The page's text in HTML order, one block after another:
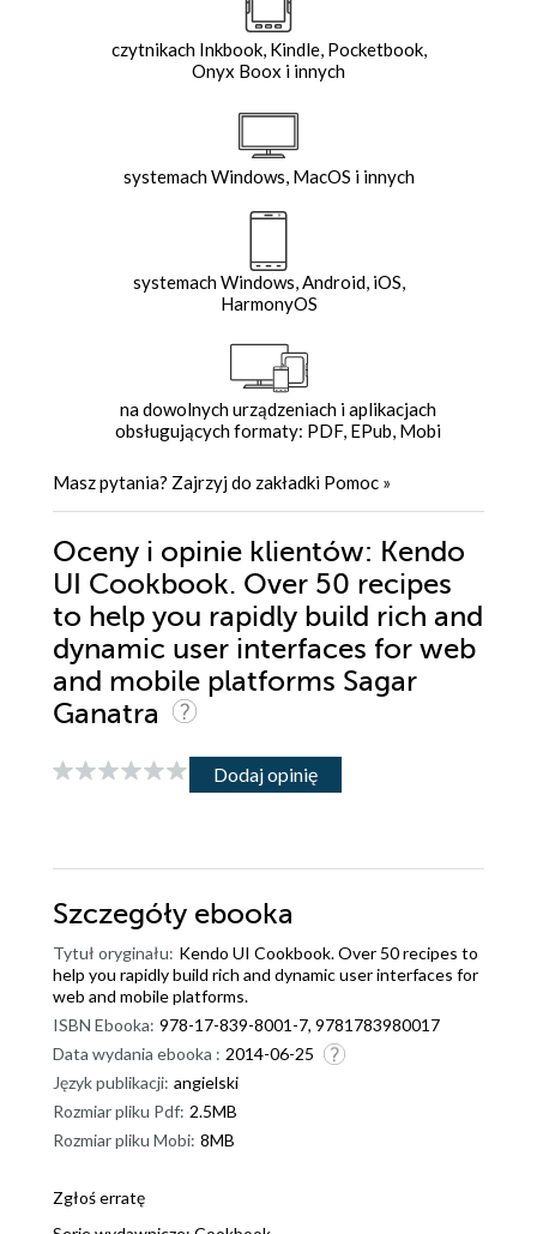
czytnikach Inkbook, Kindle, Pocketbook,
Onyx Boox i innych
systemach Windows, MacOS i innych
systemach Windows, Android, iOS,
HarmonyOS
na dowolnych urządzeniach i aplikacjach
obsługujących formaty: PDF, EPub, Mobi
Masz pytania? Zajrzyj do zakładki Pomoc »
Oceny i opinie klientów: Kendo
UI Cookbook. Over 50 recipes
to help you rapidly build rich and
dynamic user interfaces for web
and mobile platforms Sagar
Ganatra
Dodaj opinię
Szczegóły ebooka
Tytuł oryginału: Kendo UI Cookbook. Over 50 recipes to
help you rapidly build rich and dynamic user interfaces for
web and mobile platforms.
ISBN Ebooka: 978-17-839-8001-7, 9781783980017
Data wydania ebooka : 2014-06-25
Język publikacji: angielski
Rozmiar pliku Pdf: 2.5MB
Rozmiar pliku Mobi: 8MB
Zgłoś erratę